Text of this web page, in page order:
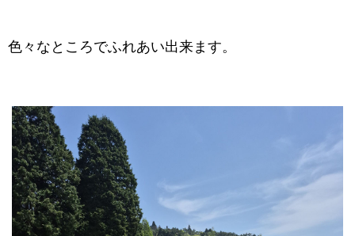
色々なところでふれあい出来ます。